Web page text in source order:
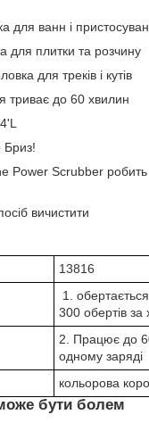
для ванн і
для плитки та розчину
для треків і кутів
триває до 60 хвилин
Power Scrubber робить
вичистити
13816
1.
300 обертів за
2. Працює до
одному заряді
кольорова
бути болем